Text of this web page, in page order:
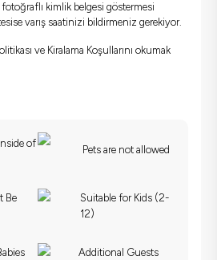
fotoğraflı kimlik belgesi göstermesi
varış saatinizi bildirmeniz gerekiyor.
ve Kiralama Koşullarını okumak
of
Pets are not allowed
Be
Suitable for Kids (2-
12)
Additional Guests